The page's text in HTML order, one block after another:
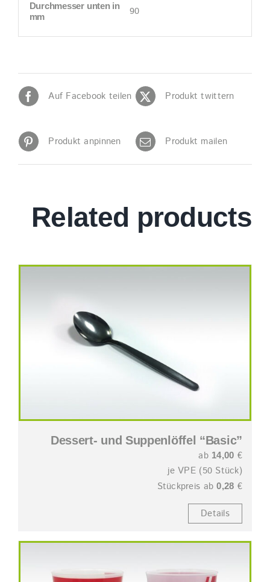
Durchmesser unten in
mm
90
Auf Facebook teilen Produkt twittern
Produkt anpinnen Produkt mailen
Related products
Dessert- und Suppenlöffel “Basic”
ab 14,00 €
je VPE (50 Stück)
Stückpreis ab0,28 €
Details